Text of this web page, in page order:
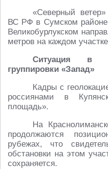
«Северный
ВС РФ в Сумском
Великобурлукском
метров на каждом
Ситуация в
группировки «Запад»
Кадры с
россиянами в
площадь».
На
продолжаются
рубежах, что
обстановки на этом
сохраняется.